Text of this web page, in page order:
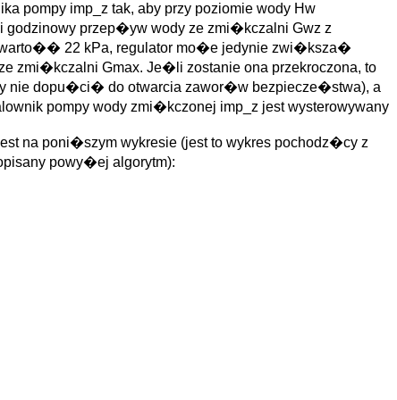
pompy imp_z tak, aby przy poziomie wody Hw
przep�yw wody ze zmi�kczalni Gwz z
warto�� 22 kPa, regulator mo�e jedynie zwi�ksza�
zmi�kczalni Gmax. Je�li zostanie ona przekroczona, to
nie dopu�ci� do otwarcia zawor�w bezpiecze�stwa), a
pompy wody zmi�kczonej imp_z jest wysterowywany
na poni�szym wykresie (jest to wykres pochodz�cy z
powy�ej algorytm):